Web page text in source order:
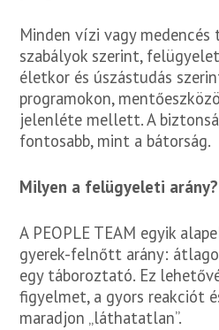
Minden vízi vagy medencés
szabályok szerint,
életkor és úszástudás
programokon,
jelenléte mellett. A
fontosabb, mint a bátorság.
Milyen a felügyeleti arány?
A PEOPLE TEAM egyik
gyerek-felnőtt arány:
egy táboroztató. Ez
figyelmet, a gyors reakciót
maradjon „láthatatlan”.